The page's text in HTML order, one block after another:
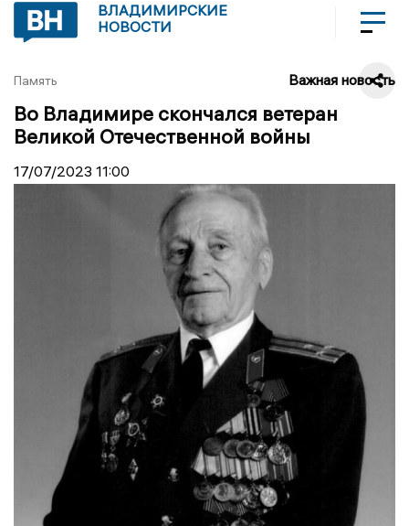
ВЛАДИМИРСКИЕ
НОВОСТИ
Память Важная новость
Во Владимире скончался ветеран
Великой Отечественной войны
17/07/2023 11:00